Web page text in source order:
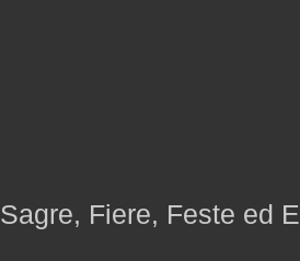
Sagre, Fiere, Feste ed